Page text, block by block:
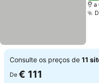
a
Consulte os preços de 11
De € 111